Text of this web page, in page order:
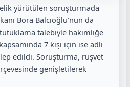
yürütülen soruşturmada
Bora Balcıoğlu’nun da
talebiyle hakimliğe
7 kişi için ise adli
edildi. Soruşturma, rüşvet
genişletilerek